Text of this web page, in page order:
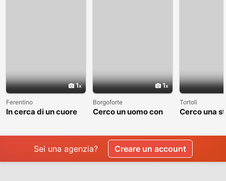
1
Ferentino
In cerca di un cuore
1
Borgoforte
Cerco un uomo con
Tortolì
Cerco una
Sei una agenzia? Creare un account